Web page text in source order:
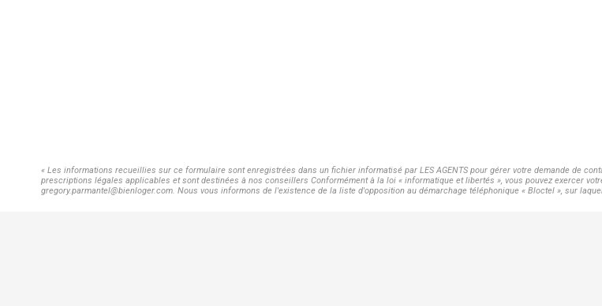
« Les informations recueillies sur ce formulaire sont enregistrées dans un fichier informatisé par LES AGENTS pour gérer votre demande de
prescriptions légales applicables et sont destinées à nos conseillers Conformément à la loi « informatique et libertés », vous pouvez exercer
gregory.parmantel@bienloger.com. Nous vous informons de l'existence de la liste d'opposition au démarchage téléphonique « Bloctel », sur